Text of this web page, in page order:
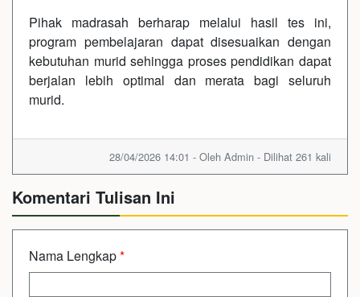
Pihak madrasah berharap melalui hasil tes ini,
program pembelajaran dapat disesuaikan dengan
kebutuhan murid sehingga proses pendidikan dapat
berjalan lebih optimal dan merata bagi seluruh
murid.
28/04/2026 14:01 - Oleh Admin - Dilihat 261 kali
Komentari Tulisan Ini
Nama Lengkap*